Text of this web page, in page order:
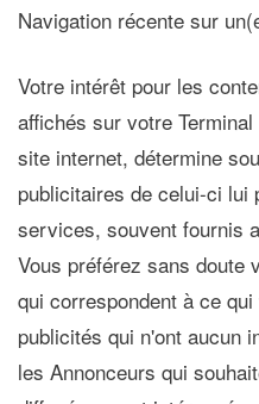
Navigation récente sur
Votre intérêt pour les
affichés sur votre
site internet, détermine
publicitaires de celui-ci lui
services, souvent fournis
Vous préférez sans doute
qui correspondent à ce
publicités qui n'ont aucun
les Annonceurs qui